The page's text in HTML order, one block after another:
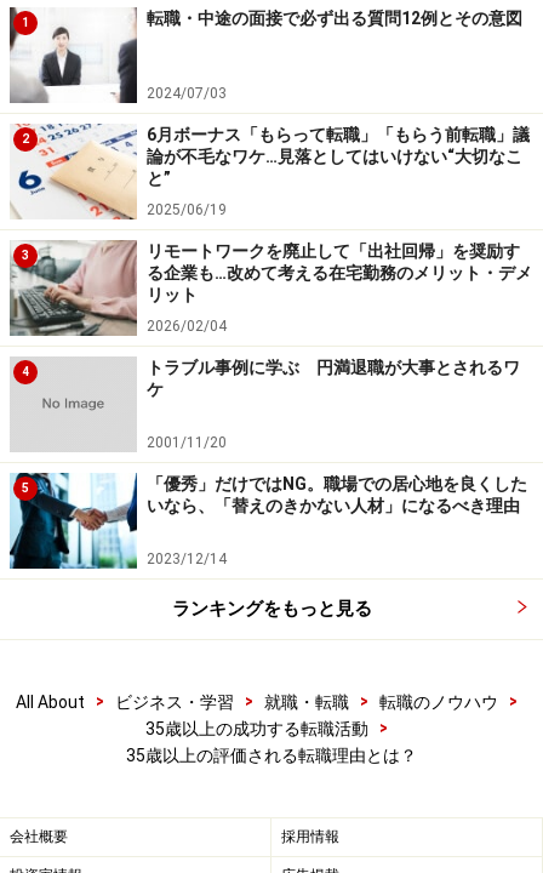
い会社が目立つようにもなります。
※記事内容は執筆時点のものです。最新の内容をご確認くださ
い。
1 転職・中途の面接で必ず出る質問12例とその意図
2024/07/03
2
6月ボーナス「もらって転職」「もらう前転職」議
論が不毛なワケ…見落としてはいけない“大切なこ
と”
2025/06/19
3
リモートワークを廃止して「出社回帰」を奨励す
る企業も…改めて考える在宅勤務のメリット・デメ
リット
2026/02/04
4
トラブル事例に学ぶ 円満退職が大事とされるワ
ケ
2001/11/20
5
「優秀」だけではNG。職場での居心地を良くした
いなら、「替えのきかない人材」になるべき理由
2023/12/14
ランキングをもっと見る
All About > ビジネス・学習 > 就職・転職 > 転職のノウハウ
>
35歳以上の成功する転職活動
>
35歳以上の評価される転職理由とは？
会社概要 採用情報